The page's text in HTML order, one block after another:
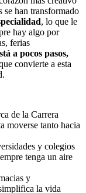
se han transformado
, lo que le
hay algo por
ferias
a pocos pasos,
convierte a esta
de la Carrera
moverse tanto hacia
y colegios
tenga un aire
y
la vida